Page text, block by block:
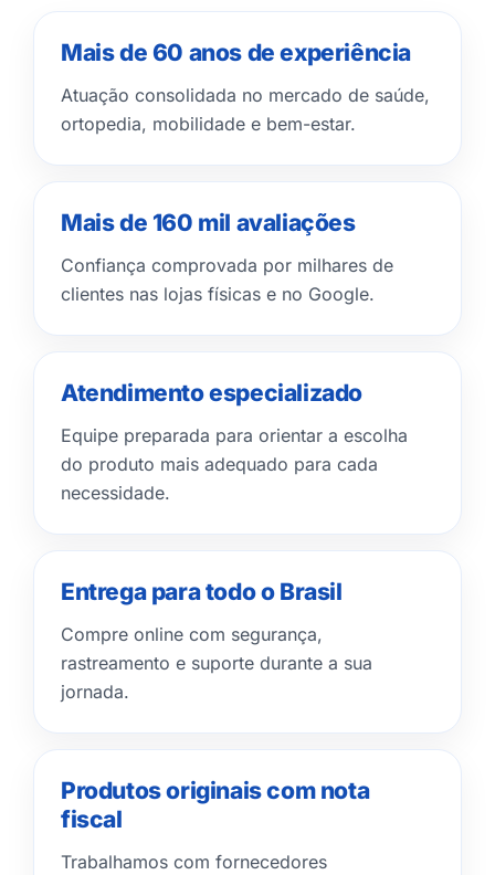
Mais de 60 anos de experiência
Atuação consolidada no mercado de saúde,
ortopedia, mobilidade e bem-estar.
Mais de 160 mil avaliações
Confiança comprovada por milhares de
clientes nas lojas físicas e no Google.
Atendimento especializado
Equipe preparada para orientar a escolha
do produto mais adequado para cada
necessidade.
Entrega para todo o Brasil
Compre online com segurança,
rastreamento e suporte durante a sua
jornada.
Produtos originais com nota
fiscal
Trabalhamos com fornecedores